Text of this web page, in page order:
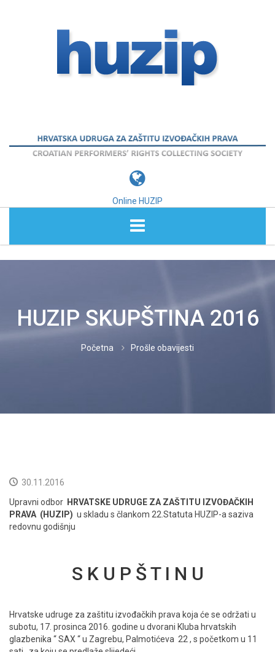
Online HUZIP
O NAMA
PROPISI
NOVOSTI
NEISPLAĆENO
HUZIP SKUPŠTINA 2016
Početna Prošle obavijesti
30.11.2016
Upravni odbor HRVATSKE UDRUGE ZA ZAŠTITU IZVOĐAČKIH
PRAVA (HUZIP) u skladu s člankom 22.Statuta HUZIP-a saziva
redovnu godišnju
S K U P Š T I N U
Hrvatske udruge za zaštitu izvođačkih prava koja će se održati u
subotu, 17. prosinca 2016. godine u dvorani Kluba hrvatskih
glazbenika “ SAX “ u Zagrebu, Palmotićeva 22 , s početkom u 11